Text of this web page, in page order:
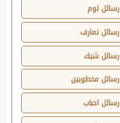
رسائل لوم
رسائل تعارف
رسائل شيك
رسائل مخطوبين
رسائل احباب